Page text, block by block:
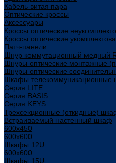
Кабель витая пара
Оптические кроссы
Аксессуары
Кроссы оптические
Кроссы оптические
Патч-панели
Шнур коммутационный медный
Шнуры оптические монтажные
Шнуры оптические
Шкафы телекоммуникационные
Cерия LITE
Cерия BASIS
Cерия KEYS
Трехсекционные (откидные)
Встраиваемый настенный шкаф
600x450
600x600
Шкафы 12U
600x600
Шкафы 15U